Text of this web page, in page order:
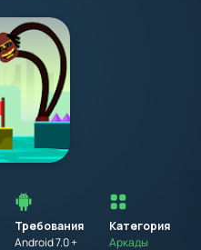
Требования
Android 7.0 +
установкой
приложения
на
устройство
Категория
Аркады